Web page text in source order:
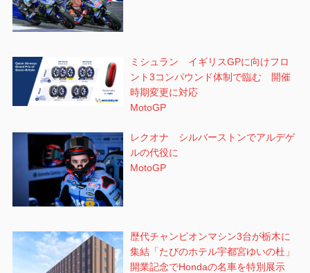
ミシュラン イギリスGPに向けフロ
ント3コンパウンド体制で臨む 開催
時期変更に対応
MotoGP
レクオナ シルバーストンでアルデゲ
ルの代役に
MotoGP
歴代チャンピオンマシン3台が栃木に
集結「たびのホテル宇都宮ゆいの杜」
開業記念でHondaの名車を特別展示